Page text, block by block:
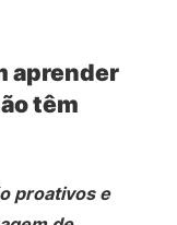
aprender
têm
proativos e